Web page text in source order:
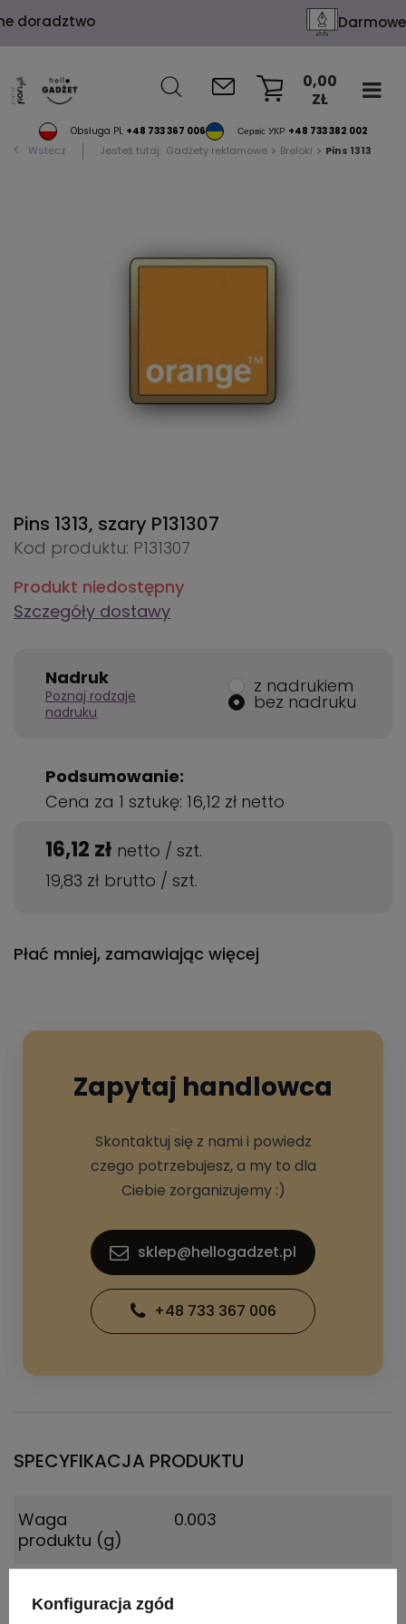
Obsługa PL +48 733 367 006 Сервіс УКР +48 733 382 002
0,00
ZŁ
Wstecz Jesteś tutaj: Gadżety reklamowe Breloki Pins 1313
Pins 1313, szary P131307
Kod produktu: P131307
Produkt niedostępny
Szczegóły dostawy
Nadruk
Poznaj rodzaje
nadruku
z nadrukiem
bez nadruku
Podsumowanie:
Cena za 1 sztukę: 16,12 zł netto
16,12 zł netto / szt.
19,83 zł brutto / szt.
Płać mniej, zamawiając więcej
Zapytaj handlowca
Skontaktuj się z nami i powiedz
czego potrzebujesz, a my to dla
Ciebie zorganizujemy :)
sklep@hellogadzet.pl
+48 733 367 006
SPECYFIKACJA PRODUKTU
Waga
produktu (g)
0.003
Konfiguracja zgód